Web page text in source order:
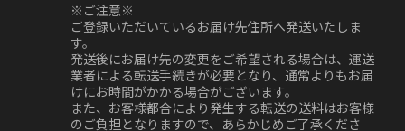
※ご注意※
ご登録いただいているお届け先住所へ発送いたしま
す。
発送後にお届け先の変更をご希望される場合は、運送
業者による転送手続きが必要となり、通常よりもお届
けにお時間がかかる場合がございます。
また、お客様都合により発生する転送の送料はお客様
のご負担となりますので、あらかじめご了承くださ